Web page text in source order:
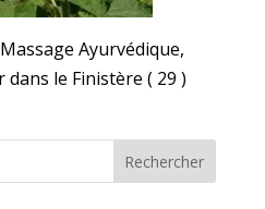
Ayurvédique,
le Finistère ( 29 )